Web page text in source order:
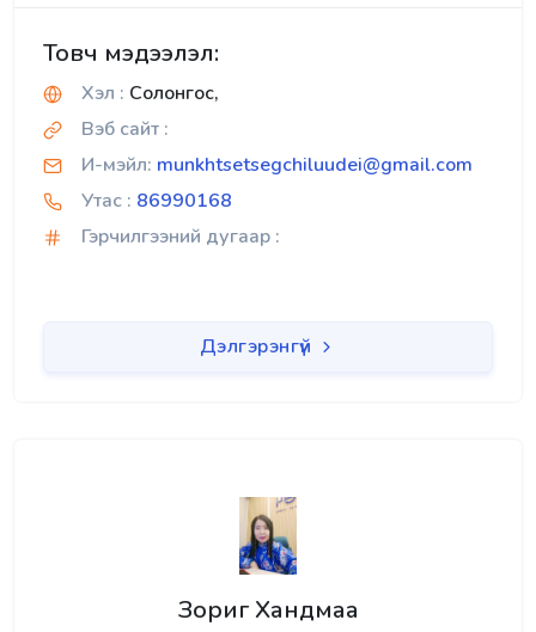
Товч мэдээлэл:
Хэл : Солонгос,
Вэб сайт :
И-мэйл: munkhtsetsegchiluudei@gmail.com
Утас : 86990168
Гэрчилгээний дугаар :
Дэлгэрэнгүй
Зориг Хандмаа